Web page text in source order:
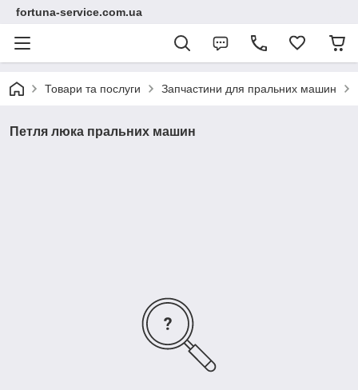
fortuna-service.com.ua
Товари та послуги Запчастини для пральних машин
Петля люка пральних машин